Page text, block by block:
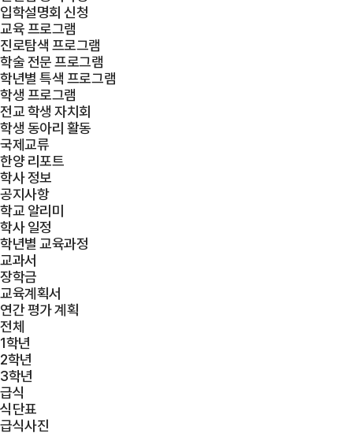
입학설명회 신청
교육 프로그램
진로탐색 프로그램
학술 전문 프로그램
학년별 특색 프로그램
학생 프로그램
전교 학생 자치회
학생 동아리 활동
국제교류
한양 리포트
학사 정보
공지사항
학교 알리미
학사 일정
학년별 교육과정
교과서
장학금
교육계획서
연간 평가 계획
전체
1학년
2학년
3학년
급식
식단표
급식사진